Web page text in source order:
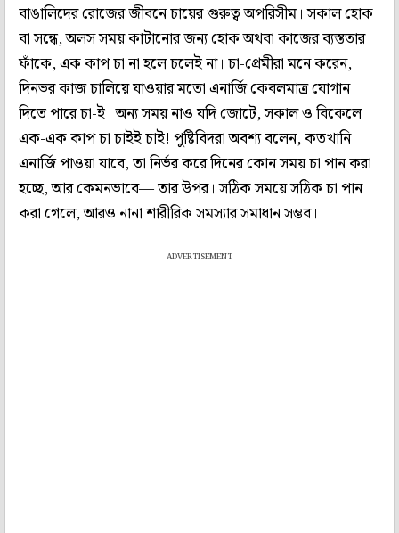
বাঙালিদের রোজের জীবনে চায়ের গুরুত্ব অপরিসীম। সকাল হোক
বা সন্ধে, অলস সময় কাটানোর জন্য হোক অথবা কাজের ব্যস্ততার
ফাঁকে, এক কাপ চা না হলে চলেই না। চা-প্রেমীরা মনে করেন,
দিনভর কাজ চালিয়ে যাওয়ার মতো এনার্জি কেবলমাত্র যোগান
দিতে পারে চা-ই। অন্য সময় নাও যদি জোটে, সকাল ও বিকেলে
এক-এক কাপ চা চাইই চাই! পুষ্টিবিদরা অবশ্য বলেন, কতখানি
এনার্জি পাওয়া যাবে, তা নির্ভর করে দিনের কোন সময় চা পান করা
হচ্ছে, আর কেমনভাবে— তার উপর। সঠিক সময়ে সঠিক চা পান
করা গেলে, আরও নানা শারীরিক সমস্যার সমাধান সম্ভব।
ADVERTISEMENT